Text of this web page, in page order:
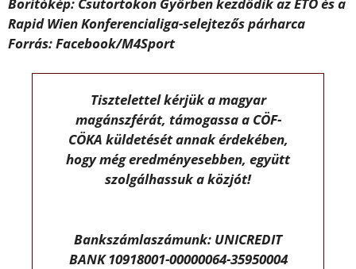
Rapid Wien Konferencialiga-selejtezős párharca
Forrás: Facebook/M4Sport
Tisztelettel kérjük a magyar
magánszférát, támogassa a CÖF-
CÖKA küldetését annak érdekében,
hogy még eredményesebben, együtt
szolgálhassuk a közjót!
Bankszámlaszámunk: UNICREDIT
BANK 10918001-00000064-35950004